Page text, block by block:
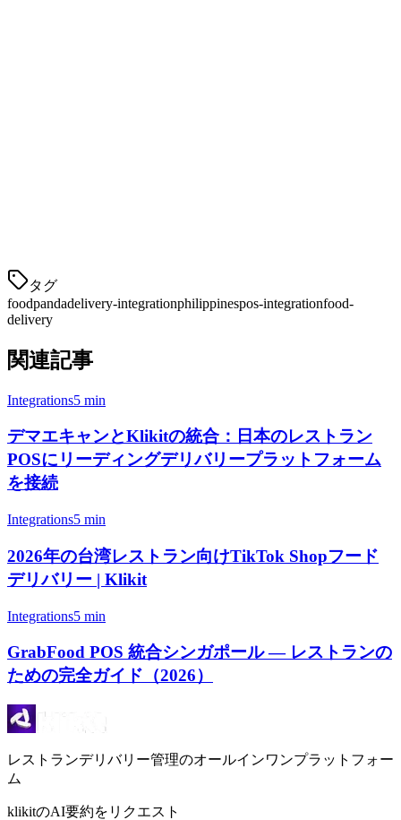
タグ
foodpandadelivery-integrationphilippinespos-integrationfood-
delivery
関連記事
Integrations5 min
デマエキャンとKlikitの統合：日本のレストラン
POSにリーディングデリバリープラットフォーム
を接続
Integrations5 min
2026年の台湾レストラン向けTikTok Shopフード
デリバリー | Klikit
Integrations5 min
GrabFood POS 統合シンガポール — レストランの
ための完全ガイド（2026）
レストランデリバリー管理のオールインワンプラットフォー
ム
klikitのAI要約をリクエスト